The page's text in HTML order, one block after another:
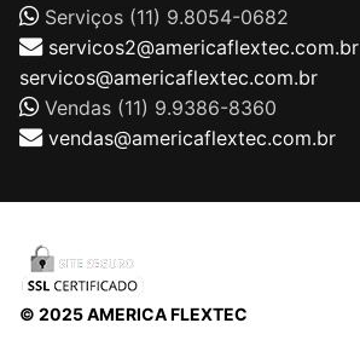
Serviços (11) 9.8054-0682
servicos2@americaflextec.com.br
servicos@americaflextec.com.br
Vendas (11) 9.9386-8360
vendas@americaflextec.com.br
© 2025 AMERICA FLEXTEC